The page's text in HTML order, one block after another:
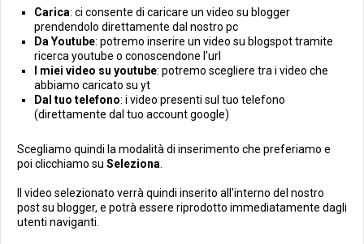
Carica: ci consente di caricare un video su blogger
prendendolo direttamente dal nostro pc
Da Youtube: potremo inserire un video su blogspot tramite
ricerca youtube o conoscendone l'url
I miei video su youtube: potremo scegliere tra i video che
abbiamo caricato su yt
Dal tuo telefono: i video presenti sul tuo telefono
(direttamente dal tuo account google)
Scegliamo quindi la modalità di inserimento che preferiamo e
poi clicchiamo su Seleziona
Il video selezionato verrà quindi inserito all'interno del nostro
post su blogger, e potrà essere riprodotto immediatamente dagli
utenti naviganti.